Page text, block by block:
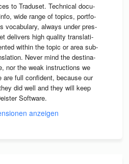
to Tra­du­set. Tech­ni­cal docu­
wide range of topics, port­fo­
voca­bu­lary, always under pres­
deli­vers high qua­lity trans­la­ti­
wit­hin the topic or area sub­
Never mind the desti­na­
nor the weak instruc­tions we
are full con­fi­dent, because our
did well and they will keep
Software.
anzeigen